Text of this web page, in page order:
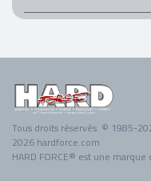
Tous droits réservés. © 1985-
2026 hardforce.com
HARD FORCE® est une marque